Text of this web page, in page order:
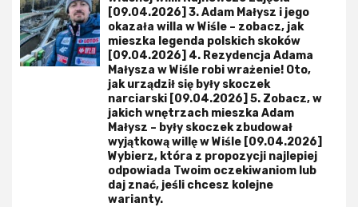
[09.04.2026] 3. Adam Małysz i jego
okazała willa w Wiśle – zobacz, jak
mieszka legenda polskich skoków
[09.04.2026] 4. Rezydencja Adama
Małysza w Wiśle robi wrażenie! Oto,
jak urządził się były skoczek
narciarski [09.04.2026] 5. Zobacz, w
jakich wnętrzach mieszka Adam
Małysz – były skoczek zbudował
wyjątkową willę w Wiśle [09.04.2026]
Wybierz, która z propozycji najlepiej
odpowiada Twoim oczekiwaniom lub
daj znać, jeśli chcesz kolejne
warianty.